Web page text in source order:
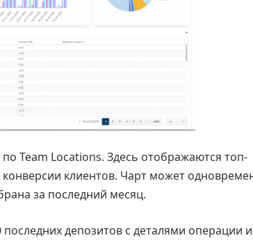
Team Locations. Здесь отображаются топ-
клиентов. Чарт может
за последний месяц.
депозитов с деталями операции и